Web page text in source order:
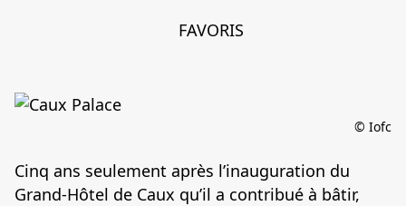
FAVORIS
© Iofc
Cinq ans seulement après l’inauguration du
Grand-Hôtel de Caux qu’il a contribué à bâtir,